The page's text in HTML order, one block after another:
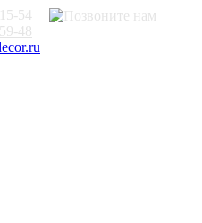
54
48